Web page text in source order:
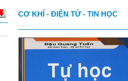
CƠ KHÍ - ĐIỆN TỬ - TIN HỌC